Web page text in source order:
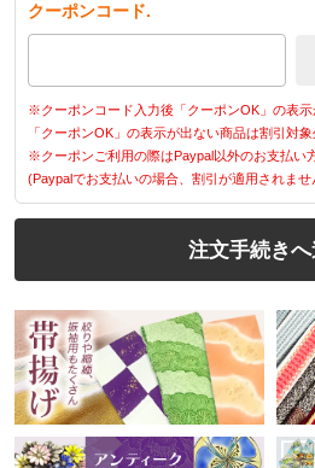
クーポンコード.
※クーポンコード入力後「クーポンOK」の表示
「クーポンOK」の表示が出ない商品は割引対象
※クーポンご利用の際はPaypal以外のお支払い
(Paypalでお支払いの場合、割引が適用されませ
注文手続き